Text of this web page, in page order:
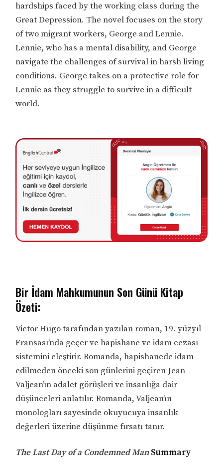
hardships faced by the working class during the
Great Depression. The novel focuses on the story
of two migrant workers, George and Lennie.
Lennie, who has a mental disability, and George
navigate the challenges of survival in harsh living
conditions. George takes on a protective role for
Lennie as they struggle to survive in a difficult
world.
Bir İdam Mahkumunun Son Günü Kitap
Özeti:
Victor Hugo tarafından yazılan roman, 19. yüzyıl
Fransası’nda geçer ve hapishane ve idam cezası
sistemini eleştirir. Romanda, hapishanede idam
edilmeden önceki son günlerini geçiren Jean
Valjean’ın adalet görüşleri ve insanlığa dair
düşünceleri anlatılır. Romanda, Valjean’ın
monologları sayesinde okuyucuya insanlık
değerleri üzerine düşünme fırsatı tanır.
The Last Day of a Condemned ManSummary